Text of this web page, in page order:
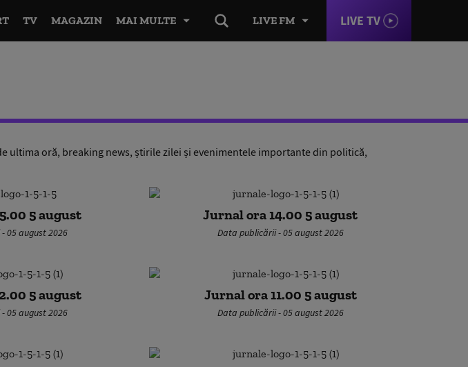
LIVE FM LIVE TV
TV MAGAZIN MAI MULTE
ultima oră, breaking news, știrile zilei și evenimentele importante din politică,
5 august
05 august 2026
Jurnal ora 14.00 5 august
Data publicării - 05 august 2026
5 august
05 august 2026
Jurnal ora 11.00 5 august
Data publicării - 05 august 2026